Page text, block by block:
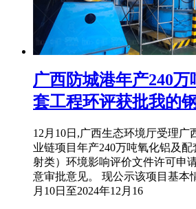
广西防城港年产240
套工程环评获批我的
12月10日,广西生态环境厅受理广
业链项目年产240万吨氧化铝及
射类）环境影响评价文件许可申
意审批意见。 现公示该项目基本
月10日至2024年12月16